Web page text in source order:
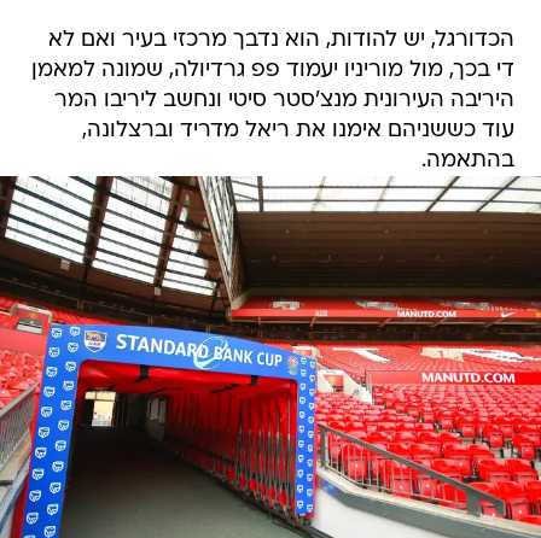
הכדורגל, יש להודות, הוא נדבך מרכזי בעיר ואם לא
די בכך, מול מוריניו יעמוד פפ גרדיולה, שמונה למאמן
היריבה העירונית מנצ'סטר סיטי ונחשב ליריבו המר
עוד כששניהם אימנו את ריאל מדריד וברצלונה,
בהתאמה.